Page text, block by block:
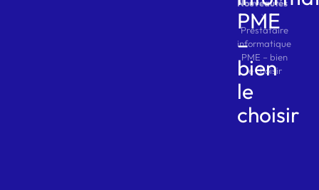
PME
–
bien
le
choisir
Nouveautés
Prestataire
informatique
PME – bien
le choisir